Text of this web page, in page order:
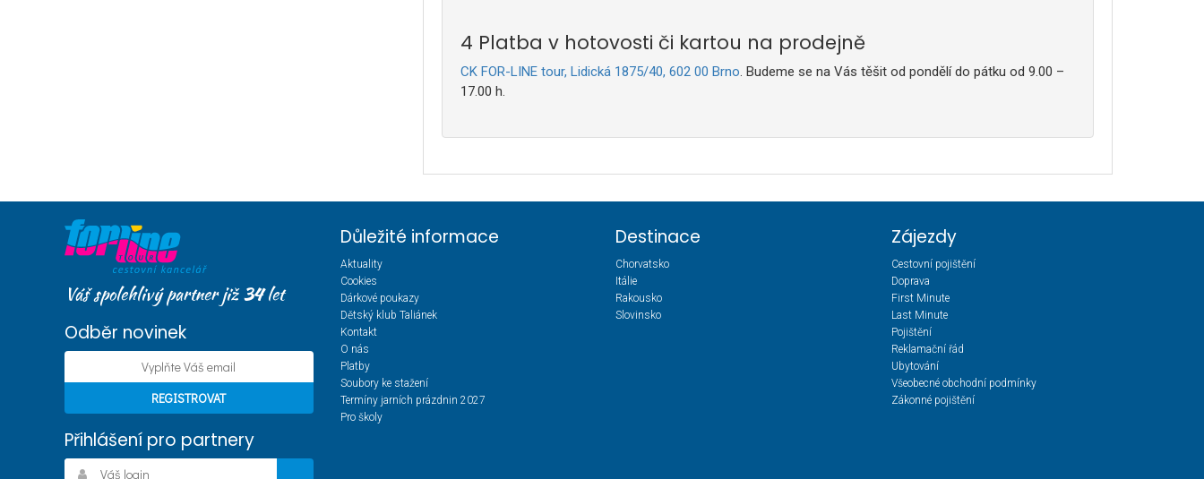
Platba v hotovosti či kartou na prodejně
CK FOR-LINE tour, Lidická 1875/40, 602 00 Brno. Budeme se na Vás těšit od pondělí do pátku od 9.00 –
17.00 h.
Váš spolehlivý partner již34let
Odběr novinek
Přihlášení pro partnery
Důležité informace
Aktuality
Cookies
Dárkové poukazy
Dětský klub Taliánek
Kontakt
O nás
Platby
Soubory ke stažení
Termíny jarních prázdnin 2027
Pro školy
Destinace
Chorvatsko
Itálie
Rakousko
Slovinsko
Zájezdy
Cestovní pojištění
Doprava
First Minute
Last Minute
Pojištění
Reklamační řád
Ubytování
Všeobecné obchodní podmínky
Zákonné pojištění